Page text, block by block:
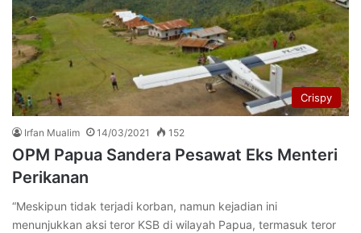
Crispy
Irfan Mualim 14/03/2021 152
OPM Papua Sandera Pesawat Eks Menteri
Perikanan
“Meskipun tidak terjadi korban, namun kejadian ini
menunjukkan aksi teror KSB di wilayah Papua, termasuk teror